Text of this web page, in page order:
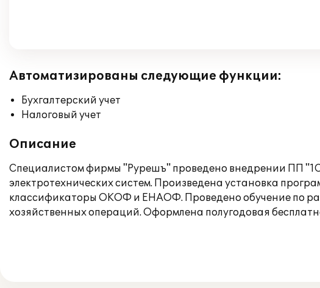
Автоматизированы следующие функции:
Бухгалтерский учет
Налоговый учет
Описание
Специалистом фирмы "Рурешъ" проведено внедрении ПП
электротехнических систем. Произведена установка
классификаторы ОКОФ и ЕНАОФ. Проведено обучение по
хозяйственных операций. Оформлена полугодовая